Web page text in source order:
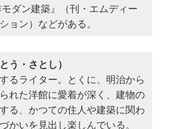
ダン建築』（刊・エムディー
ョン）などがある。
う・さとし）
るライター。とくに、明治から
れた洋館に愛着が深く、建物の
る、かつての住人や建築に関わ
かいを見出し楽しんでいる。